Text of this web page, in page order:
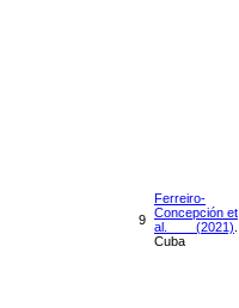
9
Ferreiro-
Concepción et
al. (2021).
Cuba